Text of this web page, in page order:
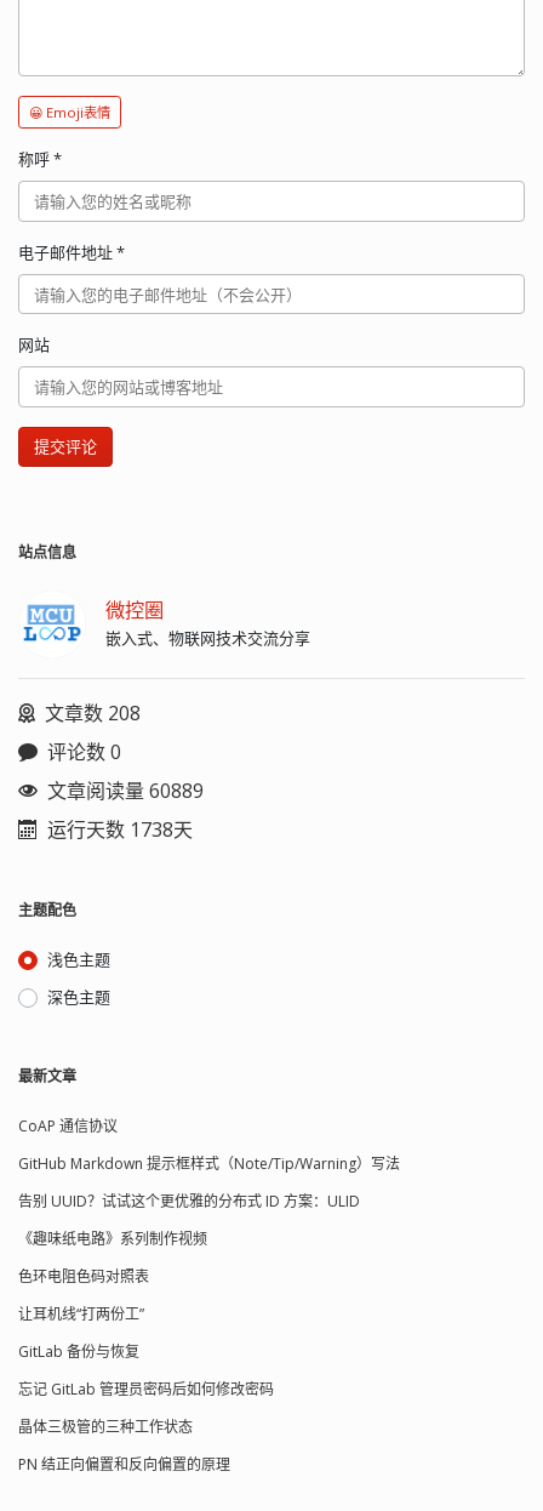
😀 Emoji表情
称呼*
电子邮件地址*
网站
提交评论
站点信息
微控圈
嵌入式、物联网技术交流分享
文章数 208
评论数 0
文章阅读量 60889
运行天数 1738天
主题配色
浅色主题
深色主题
最新文章
CoAP 通信协议
GitHub Markdown 提示框样式（Note/Tip/Warning）写法
告别 UUID？试试这个更优雅的分布式 ID 方案：ULID
《趣味纸电路》系列制作视频
色环电阻色码对照表
让耳机线“打两份工”
GitLab 备份与恢复
忘记 GitLab 管理员密码后如何修改密码
晶体三极管的三种工作状态
PN 结正向偏置和反向偏置的原理